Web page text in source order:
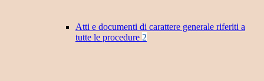
Atti e documenti di carattere generale riferiti a
tutte le procedure 2